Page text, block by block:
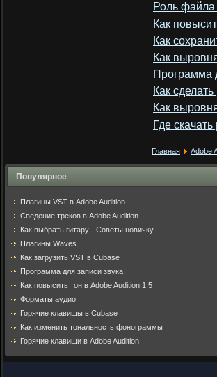
Роль файла
Как
Как
Как
Программа
Как
Как
Где
Главная Adobe
Популярное
Плагины VST в Adobe Audition
Cведение треков в Adobe Audition
Как выбрать гитару - Советы новичку
Плагины Waves
Как загрузить VST в Cubase
Программа для записи звука
Как повысить тон в Adobe Audition 1.5
Форматы аудио
Горячие клавишы в Cubase
Как изменить тональность фонограммы
Горячие клавиши в Adobe Audition